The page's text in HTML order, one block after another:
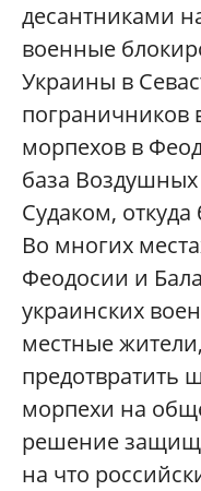
десантниками
военные
Украины в
пограничников
морпехов в
база
Судаком,
Во многих
Феодосии и
украинских
местные
предотвратить
морпехи на
решение
на что